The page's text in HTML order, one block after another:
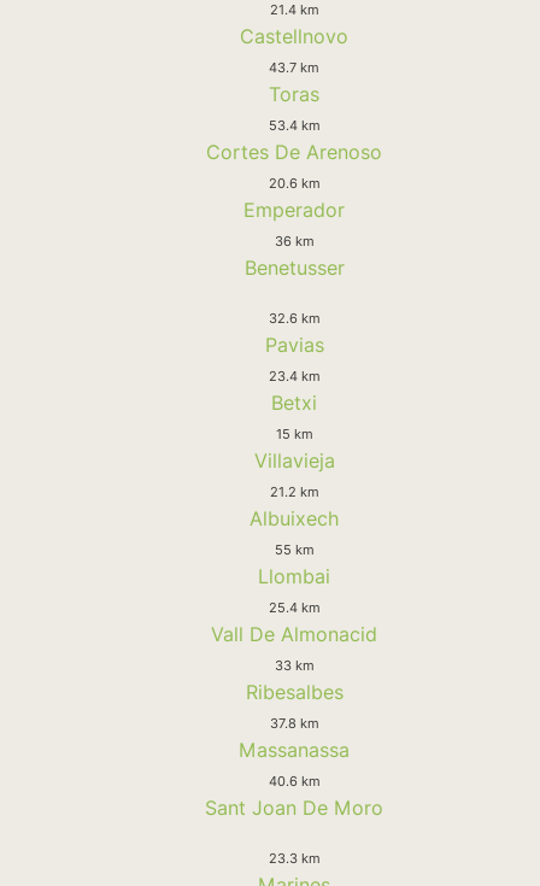
21.4 km
Castellnovo
43.7 km
Toras
53.4 km
Cortes De Arenoso
20.6 km
Emperador
36 km
Benetusser
32.6 km
Pavias
23.4 km
Betxi
15 km
Villavieja
21.2 km
Albuixech
55 km
Llombai
25.4 km
Vall De Almonacid
33 km
Ribesalbes
37.8 km
Massanassa
40.6 km
Sant Joan De Moro
23.3 km